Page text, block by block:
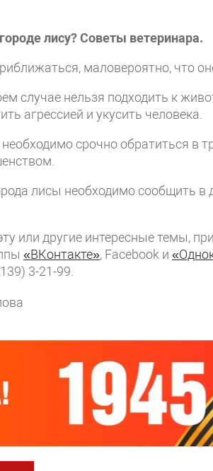
лису? Советы ветеринара.
маловероятно, что
случае нельзя подходить к
агрессией и укусить человека.
срочно обратиться в
лисы необходимо сообщить в
или другие интересные темы,
«ВКонтакте», Facebook и
3-21-99.